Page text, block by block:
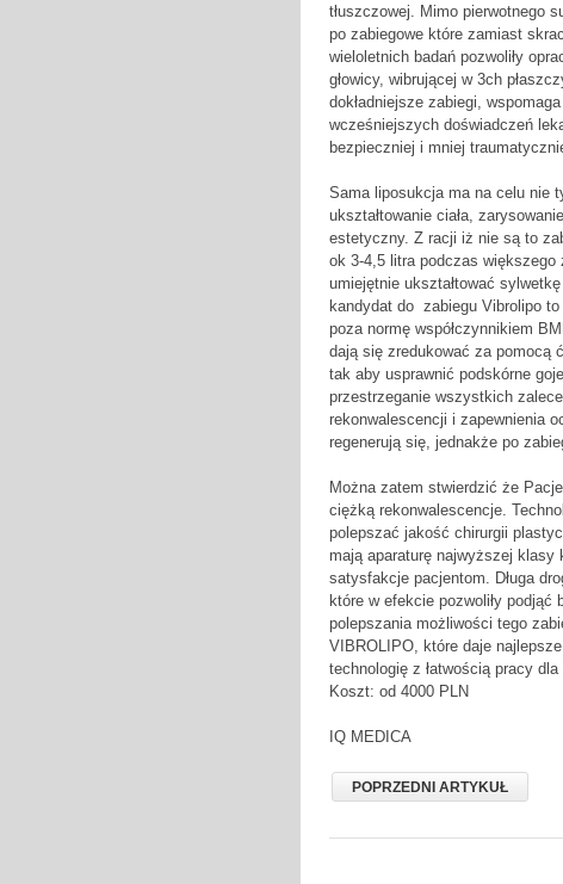
tłuszczowej. Mimo pierwotnego
po zabiegowe które zamiast
wieloletnich badań pozwoliły
głowicy, wibrującej w 3ch
dokładniejsze zabiegi,
wcześniejszych doświadczeń
bezpieczniej i mniej
Sama liposukcja ma na celu nie
ukształtowanie ciała,
estetyczny. Z racji iż nie są to
ok 3-4,5 litra podczas większego
umiejętnie ukształtować
kandydat do zabiegu Vibrolipo
poza normę współczynnikiem
dają się zredukować za pomocą
tak aby usprawnić podskórne
przestrzeganie wszystkich
rekonwalescencji i zapewnienia
regenerują się, jednakże po
Można zatem stwierdzić że
ciężką rekonwalescencje.
polepszać jakość chirurgii
mają aparaturę najwyższej klasy
satysfakcje pacjentom. Długa
które w efekcie pozwoliły podjąć
polepszania możliwości tego
VIBROLIPO, które daje
technologię z łatwością pracy dla
Koszt: od 4000 PLN
IQ MEDICA
POPRZEDNI ARTYKUŁ